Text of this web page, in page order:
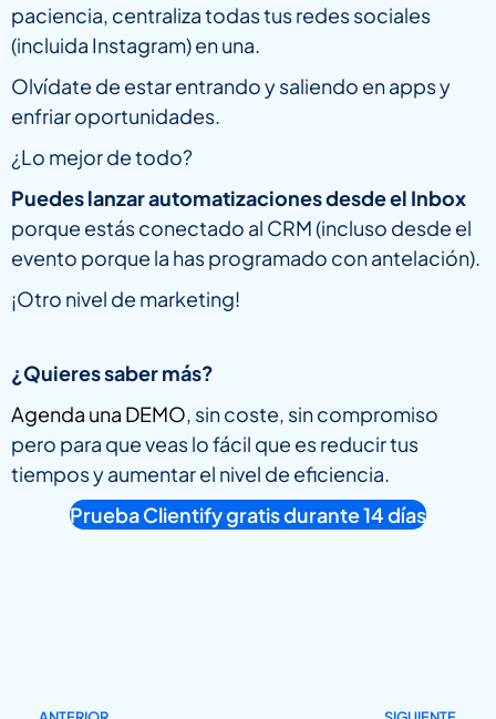
paciencia, centraliza todas tus redes sociales
(incluida Instagram) en una.
Olvídate de estar entrando y saliendo en apps y
enfriar oportunidades.
¿Lo mejor de todo?
Puedes lanzar automatizaciones desde el Inbox
porque estás conectado al CRM (incluso desde el
evento porque la has programado con antelación).
¡Otro nivel de marketing!
¿Quieres saber más?
Agenda una DEMO , sin coste, sin compromiso
pero para que veas lo fácil que es reducir tus
tiempos y aumentar el nivel de eficiencia.
Prueba Clientify gratis durante 14 días